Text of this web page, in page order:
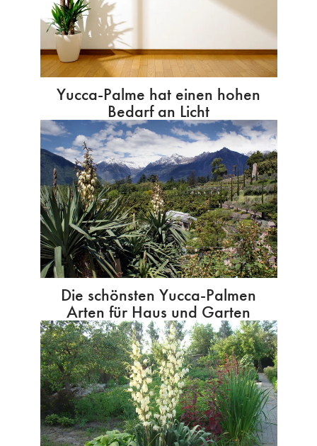
Yucca-Palme hat einen hohen
Bedarf an Licht
Die schönsten Yucca-Palmen
Arten für Haus und Garten